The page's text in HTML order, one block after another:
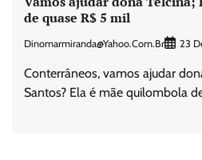
de quase R$ 5 mil
Dinomarmiranda@yahoo.com.br 23
Conterrâneos, vamos ajudar
Santos? Ela é mãe quilombola